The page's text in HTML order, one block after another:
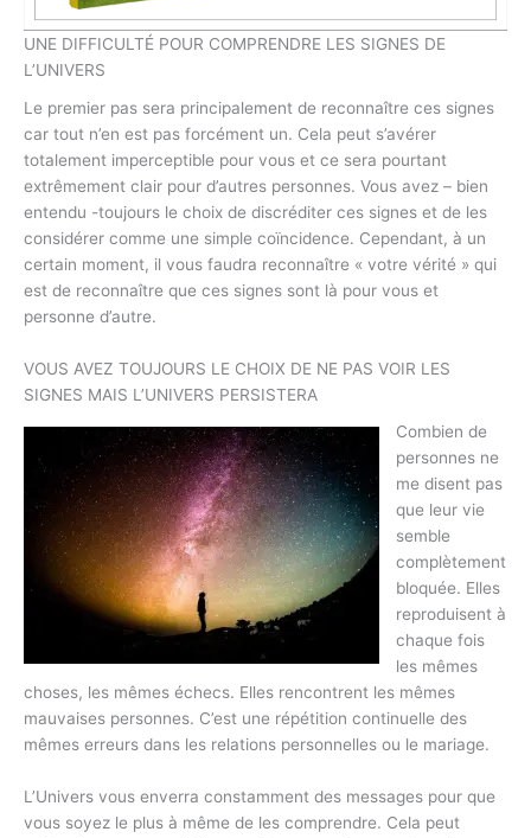
UNE DIFFICULTÉ POUR COMPRENDRE LES SIGNES DE
L’UNIVERS
Le premier pas sera principalement de reconnaître ces signes
car tout n’en est pas forcément un. Cela peut s’avérer
totalement imperceptible pour vous et ce sera pourtant
extrêmement clair pour d’autres personnes. Vous avez – bien
entendu -toujours le choix de discréditer ces signes et de les
considérer comme une simple coïncidence. Cependant, à un
certain moment, il vous faudra reconnaître « votre vérité » qui
est de reconnaître que ces signes sont là pour vous et
personne d’autre.
VOUS AVEZ TOUJOURS LE CHOIX DE NE PAS VOIR LES
SIGNES MAIS L’UNIVERS PERSISTERA
Combien de
personnes ne
me disent pas
que leur vie
semble
complètement
bloquée. Elles
reproduisent à
chaque fois
les mêmes
choses, les mêmes échecs. Elles rencontrent les mêmes
mauvaises personnes. C’est une répétition continuelle des
mêmes erreurs dans les relations personnelles ou le mariage.
L’Univers vous enverra constamment des messages pour que
vous soyez le plus à même de les comprendre. Cela peut